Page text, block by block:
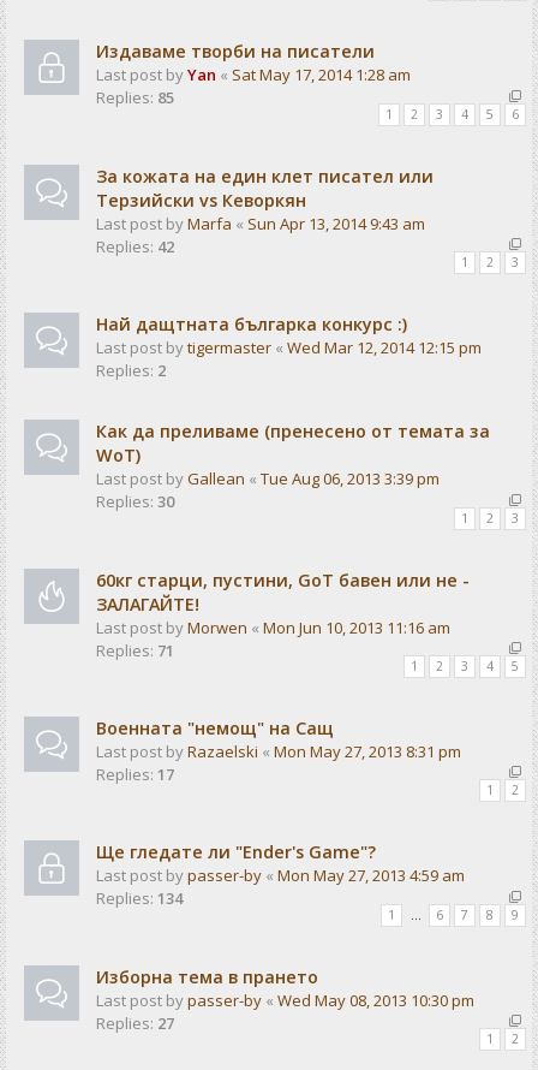
Издаваме творби на писатели
Last post byYan « Sat May 17, 2014 1:28 am
Replies: 85
1 2 3 4 5 6
За кожата на един клет писател или
Терзийски vs Кеворкян
Last post byMarfa « Sun Apr 13, 2014 9:43 am
Replies: 42
1 2 3
Най дащтната българка конкурс :)
Last post bytigermaster « Wed Mar 12, 2014 12:15 pm
Replies: 2
Как да преливаме (пренесено от темата за
WoT)
Last post byGallean « Tue Aug 06, 2013 3:39 pm
Replies: 30
1 2 3
60кг старци, пустини, GoT бавен или не -
ЗАЛАГАЙТЕ!
Last post byMorwen « Mon Jun 10, 2013 11:16 am
Replies: 71
1 2 3 4 5
Военната "немощ" на Сащ
Last post byRazaelski « Mon May 27, 2013 8:31 pm
Replies: 17
1 2
Ще гледате ли "Ender's Game"?
Last post bypasser-by « Mon May 27, 2013 4:59 am
Replies: 134
1 6 7 8 9
Изборна тема в прането
Last post bypasser-by « Wed May 08, 2013 10:30 pm
Replies: 27
1 2